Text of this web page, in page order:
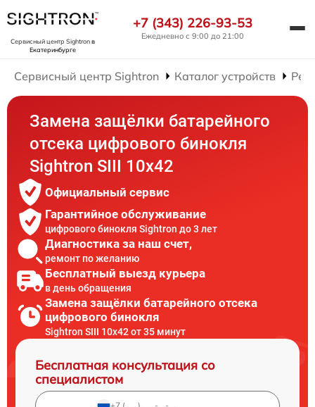
Сервисный центр Sightronв
Екатеринбурге
+7 (343) 226-93-53
Ежедневно с 9:00 до 21:00
Сервисный центр Sightron Каталог устройств
Замена защёлки батарейного
отсека цифрового бинокля
Sightron SIII 10x42
Официальный сервис
Гарантийное обслуживание
цифрового бинокля Sightron до 3 лет
Диагностика за наш счет,
ремонт по желанию
Бесплатный выезд курьера
в день обращения
Замена защёлки батарейного отсека
цифрового бинокля
Sightron SIII 10x42 от 35 минут
Бесплатная консультация со
специалистом